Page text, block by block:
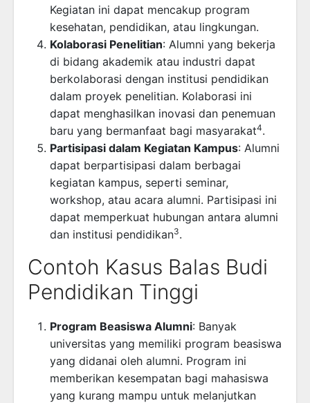
Kegiatan ini dapat mencakup program
kesehatan, pendidikan, atau lingkungan.
Kolaborasi Penelitian: Alumni yang bekerja
di bidang akademik atau industri dapat
berkolaborasi dengan institusi pendidikan
dalam proyek penelitian. Kolaborasi ini
dapat menghasilkan inovasi dan penemuan
baru yang bermanfaat bagi masyarakat4.
Partisipasi dalam Kegiatan Kampus: Alumni
dapat berpartisipasi dalam berbagai
kegiatan kampus, seperti seminar,
workshop, atau acara alumni. Partisipasi ini
dapat memperkuat hubungan antara alumni
dan institusi pendidikan3.
Contoh Kasus Balas Budi
Pendidikan Tinggi
Program Beasiswa Alumni: Banyak
universitas yang memiliki program beasiswa
yang didanai oleh alumni. Program ini
memberikan kesempatan bagi mahasiswa
yang kurang mampu untuk melanjutkan